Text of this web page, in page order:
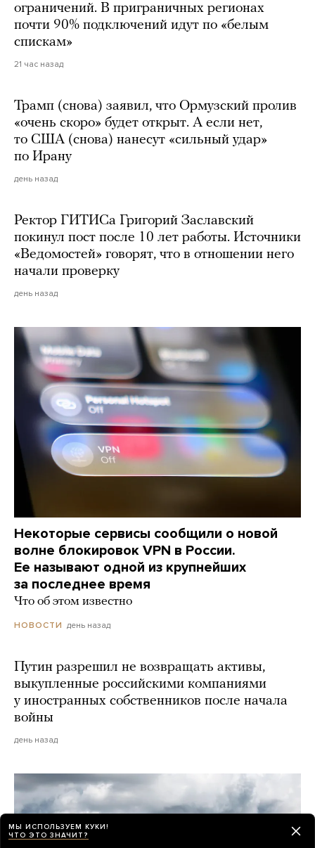
ограничений. В приграничных регионах
почти 90% подключений идут по «белым
спискам»
21 час назад
Трамп (снова) заявил, что Ормузский пролив
«очень скоро» будет открыт. А если нет,
то США (снова) нанесут «сильный удар»
по Ирану
день назад
Ректор ГИТИСа Григорий Заславский
покинул пост после 10 лет работы. Источники
«Ведомостей» говорят, что в отношении него
начали проверку
день назад
Некоторые сервисы сообщили о новой
волне блокировок VPN в России.
Ее называют одной из крупнейших
за последнее время
Что об этом известно
НОВОСТИ день назад
Путин разрешил не возвращать активы,
выкупленные российскими компаниями
у иностранных собственников после начала
войны
день назад
МЫ ИСПОЛЬЗУЕМ КУКИ!
ЧТО ЭТО ЗНАЧИТ?